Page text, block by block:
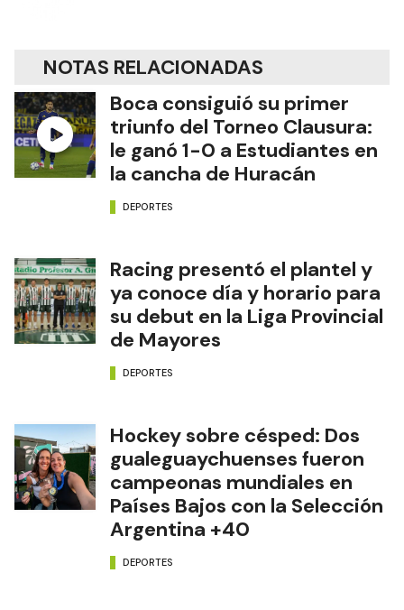
NOTAS RELACIONADAS
Boca consiguió su primer
triunfo del Torneo Clausura:
le ganó 1-0 a Estudiantes en
la cancha de Huracán
DEPORTES
Racing presentó el plantel y
ya conoce día y horario para
su debut en la Liga Provincial
de Mayores
DEPORTES
Hockey sobre césped: Dos
gualeguaychuenses fueron
campeonas mundiales en
Países Bajos con la Selección
Argentina +40
DEPORTES